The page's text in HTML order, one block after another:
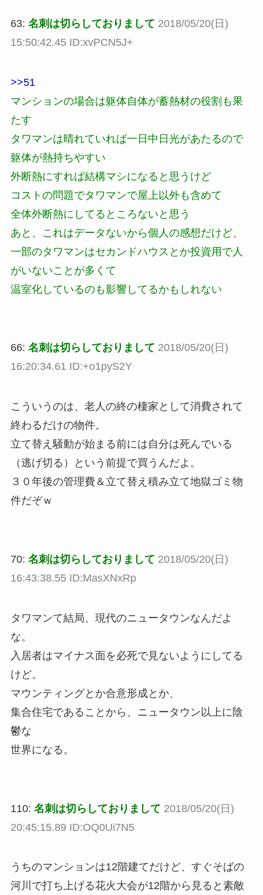
63: 名刺は切らしておりまして 2018/05/20(日)
15:50:42.45 ID:xvPCN5J+
>>51
マンションの場合は躯体自体が蓄熱材の役割も果
たす
タワマンは晴れていれば一日中日光があたるので
躯体が熱持ちやすい
外断熱にすれば結構マシになると思うけど
コストの問題でタワマンで屋上以外も含めて
全体外断熱にしてるところないと思う
あと、これはデータないから個人の感想だけど、
一部のタワマンはセカンドハウスとか投資用で人
がいないことが多くて
温室化しているのも影響してるかもしれない
66: 名刺は切らしておりまして 2018/05/20(日)
16:20:34.61 ID:+o1pyS2Y
こういうのは、老人の終の棲家として消費されて
終わるだけの物件。
立て替え騒動が始まる前には自分は死んでいる
（逃げ切る）という前提で買うんだよ。
３０年後の管理費＆立て替え積み立て地獄ゴミ物
件だぞｗ
70: 名刺は切らしておりまして 2018/05/20(日)
16:43:38.55 ID:MasXNxRp
タワマンて結局、現代のニュータウンなんだよ
な。
入居者はマイナス面を必死で見ないようにしてる
けど。
マウンティングとか合意形成とか、
集合住宅であることから、ニュータウン以上に陰
鬱な
世界になる。
110: 名刺は切らしておりまして 2018/05/20(日)
20:45:15.89 ID:OQ0Ui7N5
うちのマンションは12階建てだけど、すぐそばの
河川で打ち上げる花火大会が12階から見ると素敵